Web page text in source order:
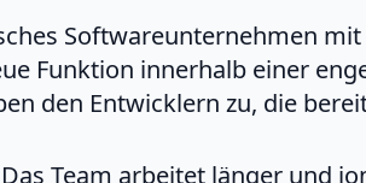
Softwareunternehmen
Funktion innerhalb einer
den Entwicklern zu, die
Team arbeitet länger und